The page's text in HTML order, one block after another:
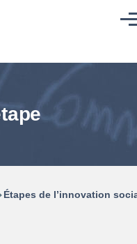
Étapes de l’innovation